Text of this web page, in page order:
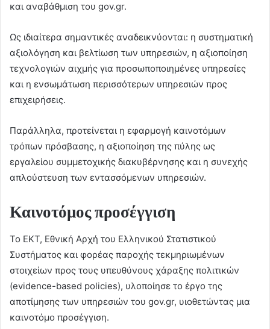
και αναβάθμιση του gov.gr.
Ως ιδιαίτερα σημαντικές αναδεικνύονται: η συστηματική
αξιολόγηση και βελτίωση των υπηρεσιών, η αξιοποίηση
τεχνολογιών αιχμής για προσωποποιημένες υπηρεσίες
και η ενσωμάτωση περισσότερων υπηρεσιών προς
επιχειρήσεις.
Παράλληλα, προτείνεται η εφαρμογή καινοτόμων
τρόπων πρόσβασης, η αξιοποίηση της πύλης ως
εργαλείου συμμετοχικής διακυβέρνησης και η συνεχής
απλούστευση των εντασσόμενων υπηρεσιών.
Καινοτόμος προσέγγιση
Το ΕΚΤ, Εθνική Αρχή του Ελληνικού Στατιστικού
Συστήματος και φορέας παροχής τεκμηριωμένων
στοιχείων προς τους υπευθύνους χάραξης πολιτικών
(evidence-based policies), υλοποίησε το έργο της
αποτίμησης των υπηρεσιών του gov.gr, υιοθετώντας μια
καινοτόμο προσέγγιση.